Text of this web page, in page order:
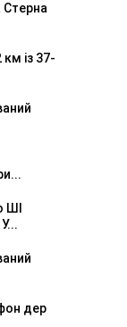
Стерна
із 37-
дер